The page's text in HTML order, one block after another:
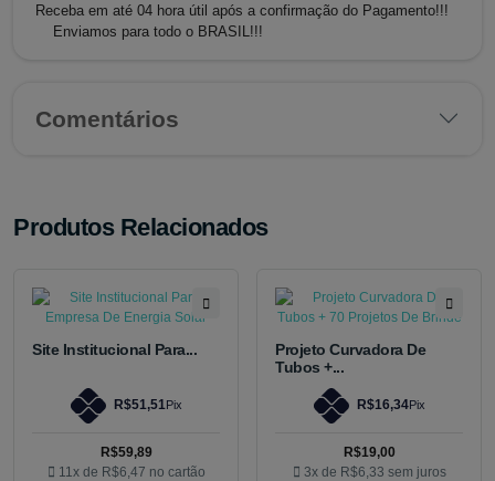
Receba em até 04 hora útil após a confirmação do Pagamento!!!
Enviamos para todo o BRASIL!!!
Comentários
Produtos Relacionados
Site Institucional Para...
R$51,51Pix
R$59,89
11x de R$6,47 no cartão
Projeto Curvadora De
Tubos +...
R$16,34Pix
R$19,00
3x de R$6,33 sem juros